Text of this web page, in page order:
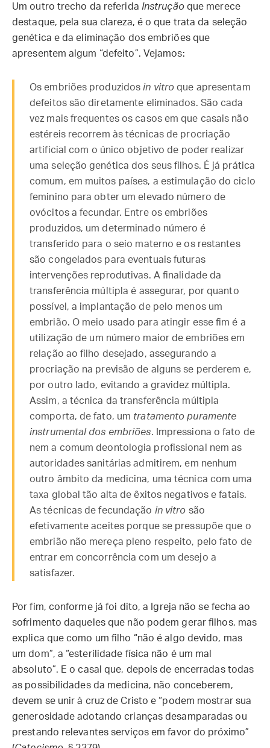
Um outro trecho da referida Instruçãoque merece
destaque, pela sua clareza, é o que trata da seleção
genética e da eliminação dos embriões que
apresentem algum “defeito”. Vejamos:
Os embriões produzidosin vitro que apresentam
defeitos são diretamente eliminados. São cada
vez mais frequentes os casos em que casais não
estéreis recorrem às técnicas de procriação
artificial com o único objetivo de poder realizar
uma seleção genética dos seus filhos. É já prática
comum, em muitos países, a estimulação do ciclo
feminino para obter um elevado número de
ovócitos a fecundar. Entre os embriões
produzidos, um determinado número é
transferido para o seio materno e os restantes
são congelados para eventuais futuras
intervenções reprodutivas. A finalidade da
transferência múltipla é assegurar, por quanto
possível, a implantação de pelo menos um
embrião. O meio usado para atingir esse fim é a
utilização de um número maior de embriões em
relação ao filho desejado, assegurando a
procriação na previsão de alguns se perderem e,
por outro lado, evitando a gravidez múltipla.
Assim, a técnica da transferência múltipla
comporta, de fato, um tratamento puramente
instrumental dos embriões. Impressiona o fato de
nem a comum deontologia profissional nem as
autoridades sanitárias admitirem, em nenhum
outro âmbito da medicina, uma técnica com uma
taxa global tão alta de êxitos negativos e fatais.
As técnicas de fecundação in vitro são
efetivamente aceites porque se pressupõe que o
embrião não mereça pleno respeito, pelo fato de
entrar em concorrência com um desejo a
satisfazer.
Por fim, conforme já foi dito, a Igreja não se fecha ao
sofrimento daqueles que não podem gerar filhos, mas
explica que como um filho “não é algo devido, mas
um dom”, a “esterilidade física não é um mal
absoluto”. E o casal que, depois de encerradas todas
as possibilidades da medicina, não conceberem,
devem se unir à cruz de Cristo e “podem mostrar sua
generosidade adotando crianças desamparadas ou
prestando relevantes serviços em favor do próximo”